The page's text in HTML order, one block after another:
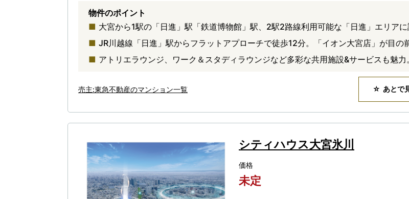
物件のポイント
大宮から1駅の「日進」駅「鉄道博物館」駅、2駅2路線利用可能な「日進」エリアに
JR川越線「日進」駅からフラットアプローチで徒歩12分。「イオン大宮店」が目の
アトリエラウンジ、ワーク＆スタディラウンジなど多彩な共用施設&サービスも魅力。
売主:東急不動産のマンション一覧 あとで
シティハウス大宮氷川
価格
未定